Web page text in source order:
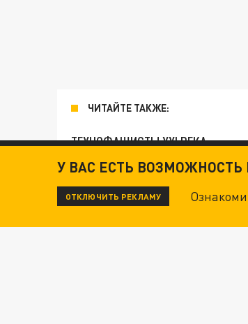
ЧИТАЙТЕ ТАКЖЕ:
ТЕХНОФАШИСТЫ XXI ВЕКА
"КРОТАМИ" БЫЛИ ВСЕ? ТЕРАКТ
У ВАС ЕСТЬ
ОТКЛЮЧИТЬ РЕКЛАМУ